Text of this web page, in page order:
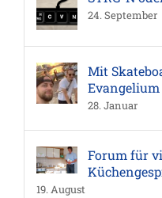
24. September
Mit
Evangelium
28. Januar
Forum für
19. August